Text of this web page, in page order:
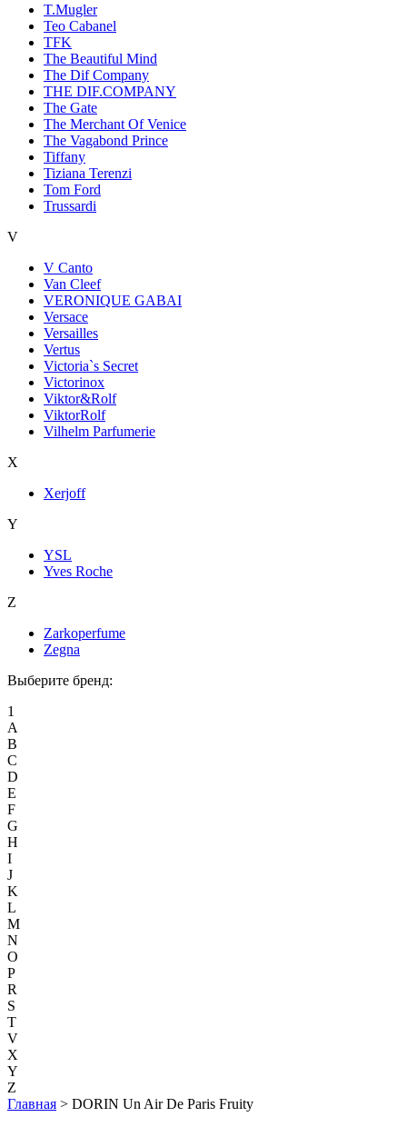
T.Mugler
Teo Cabanel
TFK
The Beautiful Mind
The Dif Company
THE DIF.COMPANY
The Gate
The Merchant Of Venice
The Vagabond Prince
Tiffany
Tiziana Terenzi
Tom Ford
Trussardi
V
V Canto
Van Cleef
VERONIQUE GABAI
Versace
Versailles
Vertus
Victoria`s Secret
Victorinox
Viktor&Rolf
ViktorRolf
Vilhelm Parfumerie
X
Xerjoff
Y
YSL
Yves Roche
Z
Zarkoperfume
Zegna
Выберите бренд:
1
A
B
C
D
E
F
G
H
I
J
K
L
M
N
O
P
R
S
T
V
X
Y
Z
Главная > DORIN Un Air De Paris Fruity